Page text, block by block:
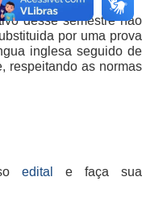
desse semestre não
por uma prova
inglesa seguido de
respeitando as normas
edital e faça sua